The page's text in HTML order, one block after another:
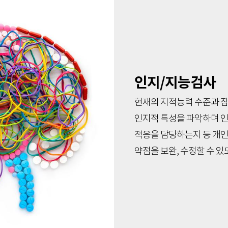
인지/지능검사
현재의 지적능력 수준과
인지적 특성을 파악하며
적응을 담당하는지 등 개
약점을 보완, 수정할 수 있